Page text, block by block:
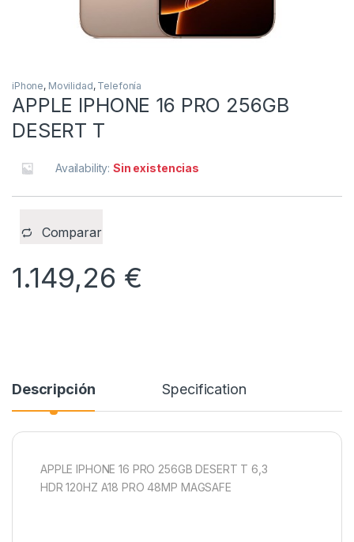
iPhone, Movilidad, Telefonía
APPLE IPHONE 16 PRO 256GB
DESERT T
Availability:Sin existencias
Comparar
1.149,26 €
Descripción Specification
APPLE IPHONE 16 PRO 256GB DESERT T 6,3
HDR 120HZ A18 PRO 48MP MAGSAFE